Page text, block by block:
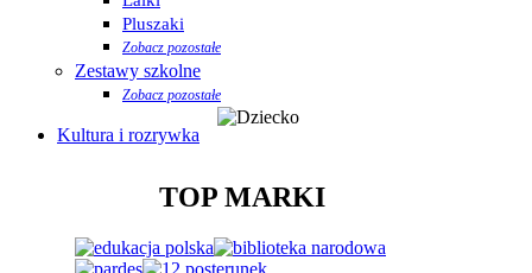
Pluszaki
Zobacz pozostałe
Zestawy szkolne
Zobacz pozostałe
Kultura i rozrywka
TOP MARKI